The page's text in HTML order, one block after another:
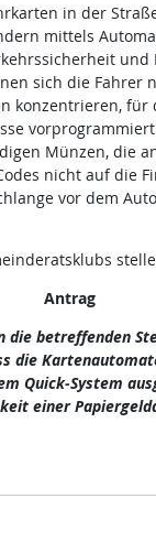
in der
mittels
und
sich die Fahrer
konzentrieren, für
Münzen, die
nicht auf die
vor dem
Antrag
die betreffenden
die
Quick-System
einer